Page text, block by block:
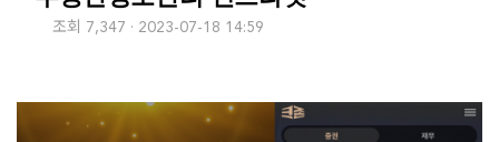
조회 7,347 2023-07-18 14:59